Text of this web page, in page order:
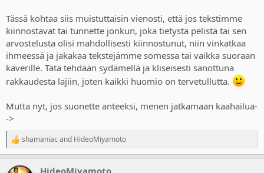
Tässä kohtaa siis muistuttaisin vienosti, että jos tekstimme
kiinnostavat tai tunnette jonkun, joka tietystä pelistä tai sen
arvostelusta olisi mahdollisesti kiinnostunut, niin vinkatkaa
ihmeessä ja jakakaa tekstejämme somessa tai vaikka suoraan
kaverille. Tätä tehdään sydämellä ja kliseisesti sanottuna
rakkaudesta lajiin, joten kaikki huomio on tervetullutta.
Mutta nyt, jos suonette anteeksi, menen jatkamaan kaahailua-
->
R
e
shamaniacand HideoMiyamoto
HideoMiyamoto